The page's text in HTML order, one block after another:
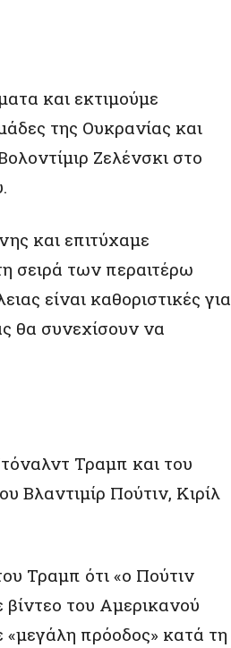
και εκτιμούμε
της Ουκρανίας και
Ζελένσκι στο
και επιτύχαμε
σειρά των περαιτέρω
είναι καθοριστικές για
θα συνεχίσουν να
Τραμπ και του
Βλαντιμίρ Πούτιν, Κιρίλ
Τραμπ ότι «ο Πούτιν
βίντεο του Αμερικανού
«μεγάλη πρόοδος» κατά τη